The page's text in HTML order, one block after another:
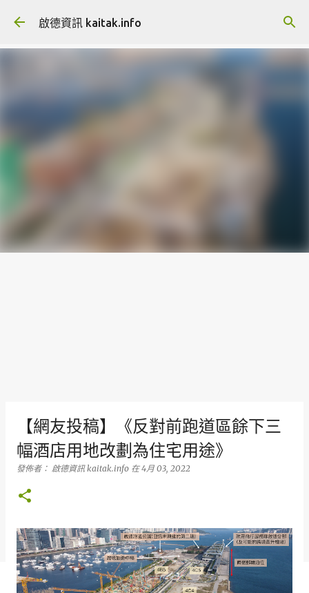
跳至主要內容
啟德資訊 kaitak.info
【網友投稿】《反對前跑道區餘下三
幅酒店用地改劃為住宅用途》
發佈者： 啟德資訊 kaitak.info 在4月 03, 2022